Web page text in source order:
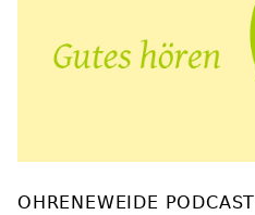
OHRENEWEIDE PODCAST